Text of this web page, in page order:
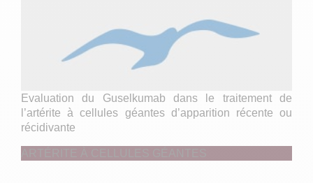
Evaluation du Guselkumab dans le traitement de
l’artérite à cellules géantes d’apparition récente ou
récidivante